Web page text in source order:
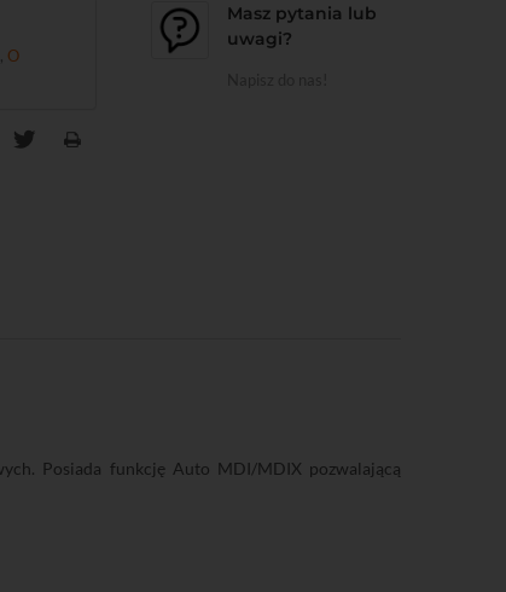
O
Masz pytania lub
uwagi?
Posiada funkcję Auto MDI/MDIX pozwalającą